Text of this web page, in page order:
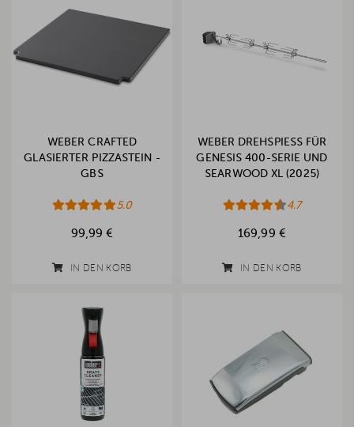
WEBER CRAFTED
GLASIERTER PIZZASTEIN -
GBS
5.0
99,99 €
IN DEN KORB
WEBER DREHSPIESS FÜR G
ENESIS 400-SERIE UND S
EARWOOD XL (2025)
4.7
169,99 €
IN DEN KORB